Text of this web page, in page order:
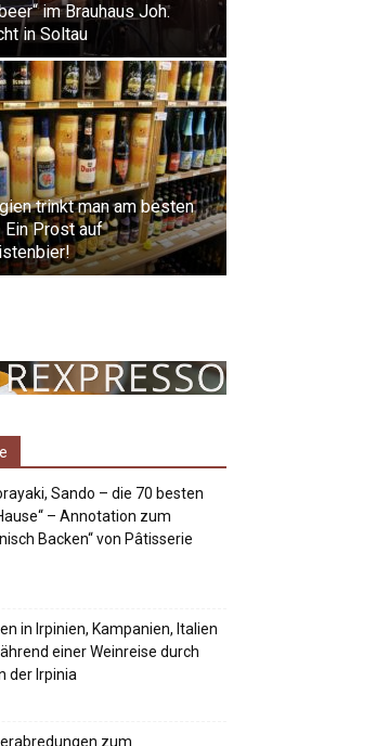
im Brauhaus Joh.
in Soltau
trinkt man am besten
Ein Prost auf
Sando – die 70 besten
– Annotation zum
Backen“ von Pâtisserie
in Irpinien, Kampanien, Italien
einer Weinreise durch
der Irpinia
zum